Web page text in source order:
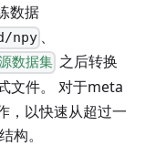
数据
npy 、
数据集之后转换
文件。 对于meta
，以快速从超过一
构。